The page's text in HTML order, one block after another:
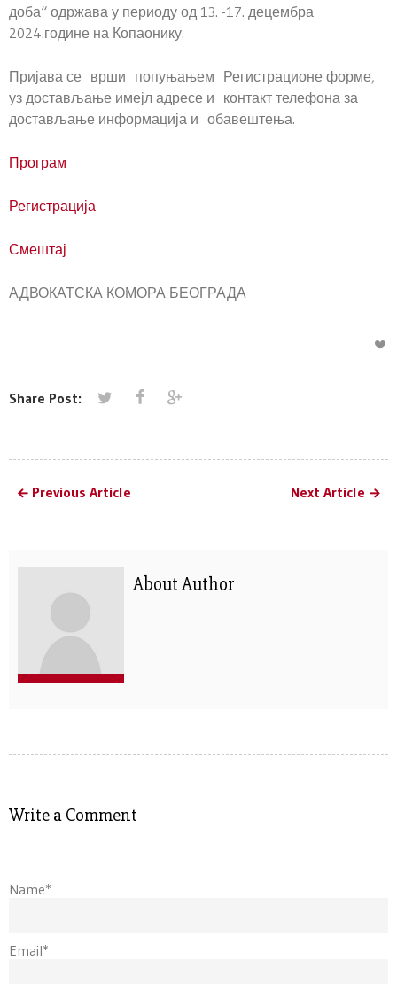
доба“ одржава у периоду од 13. -17. децембра
2024.године на Копаонику.
Пријава се врши попуњањем Регистрационе форме,
уз достављање имејл адресе и контакт телефона за
достављање информација и обавештења.
Програм
Регистрација
Смештај
АДВОКАТСКА КОМОРА БЕОГРАДА
Share Post:
Previous Article Next Article
About Author
Write a Comment
Name*
Email*